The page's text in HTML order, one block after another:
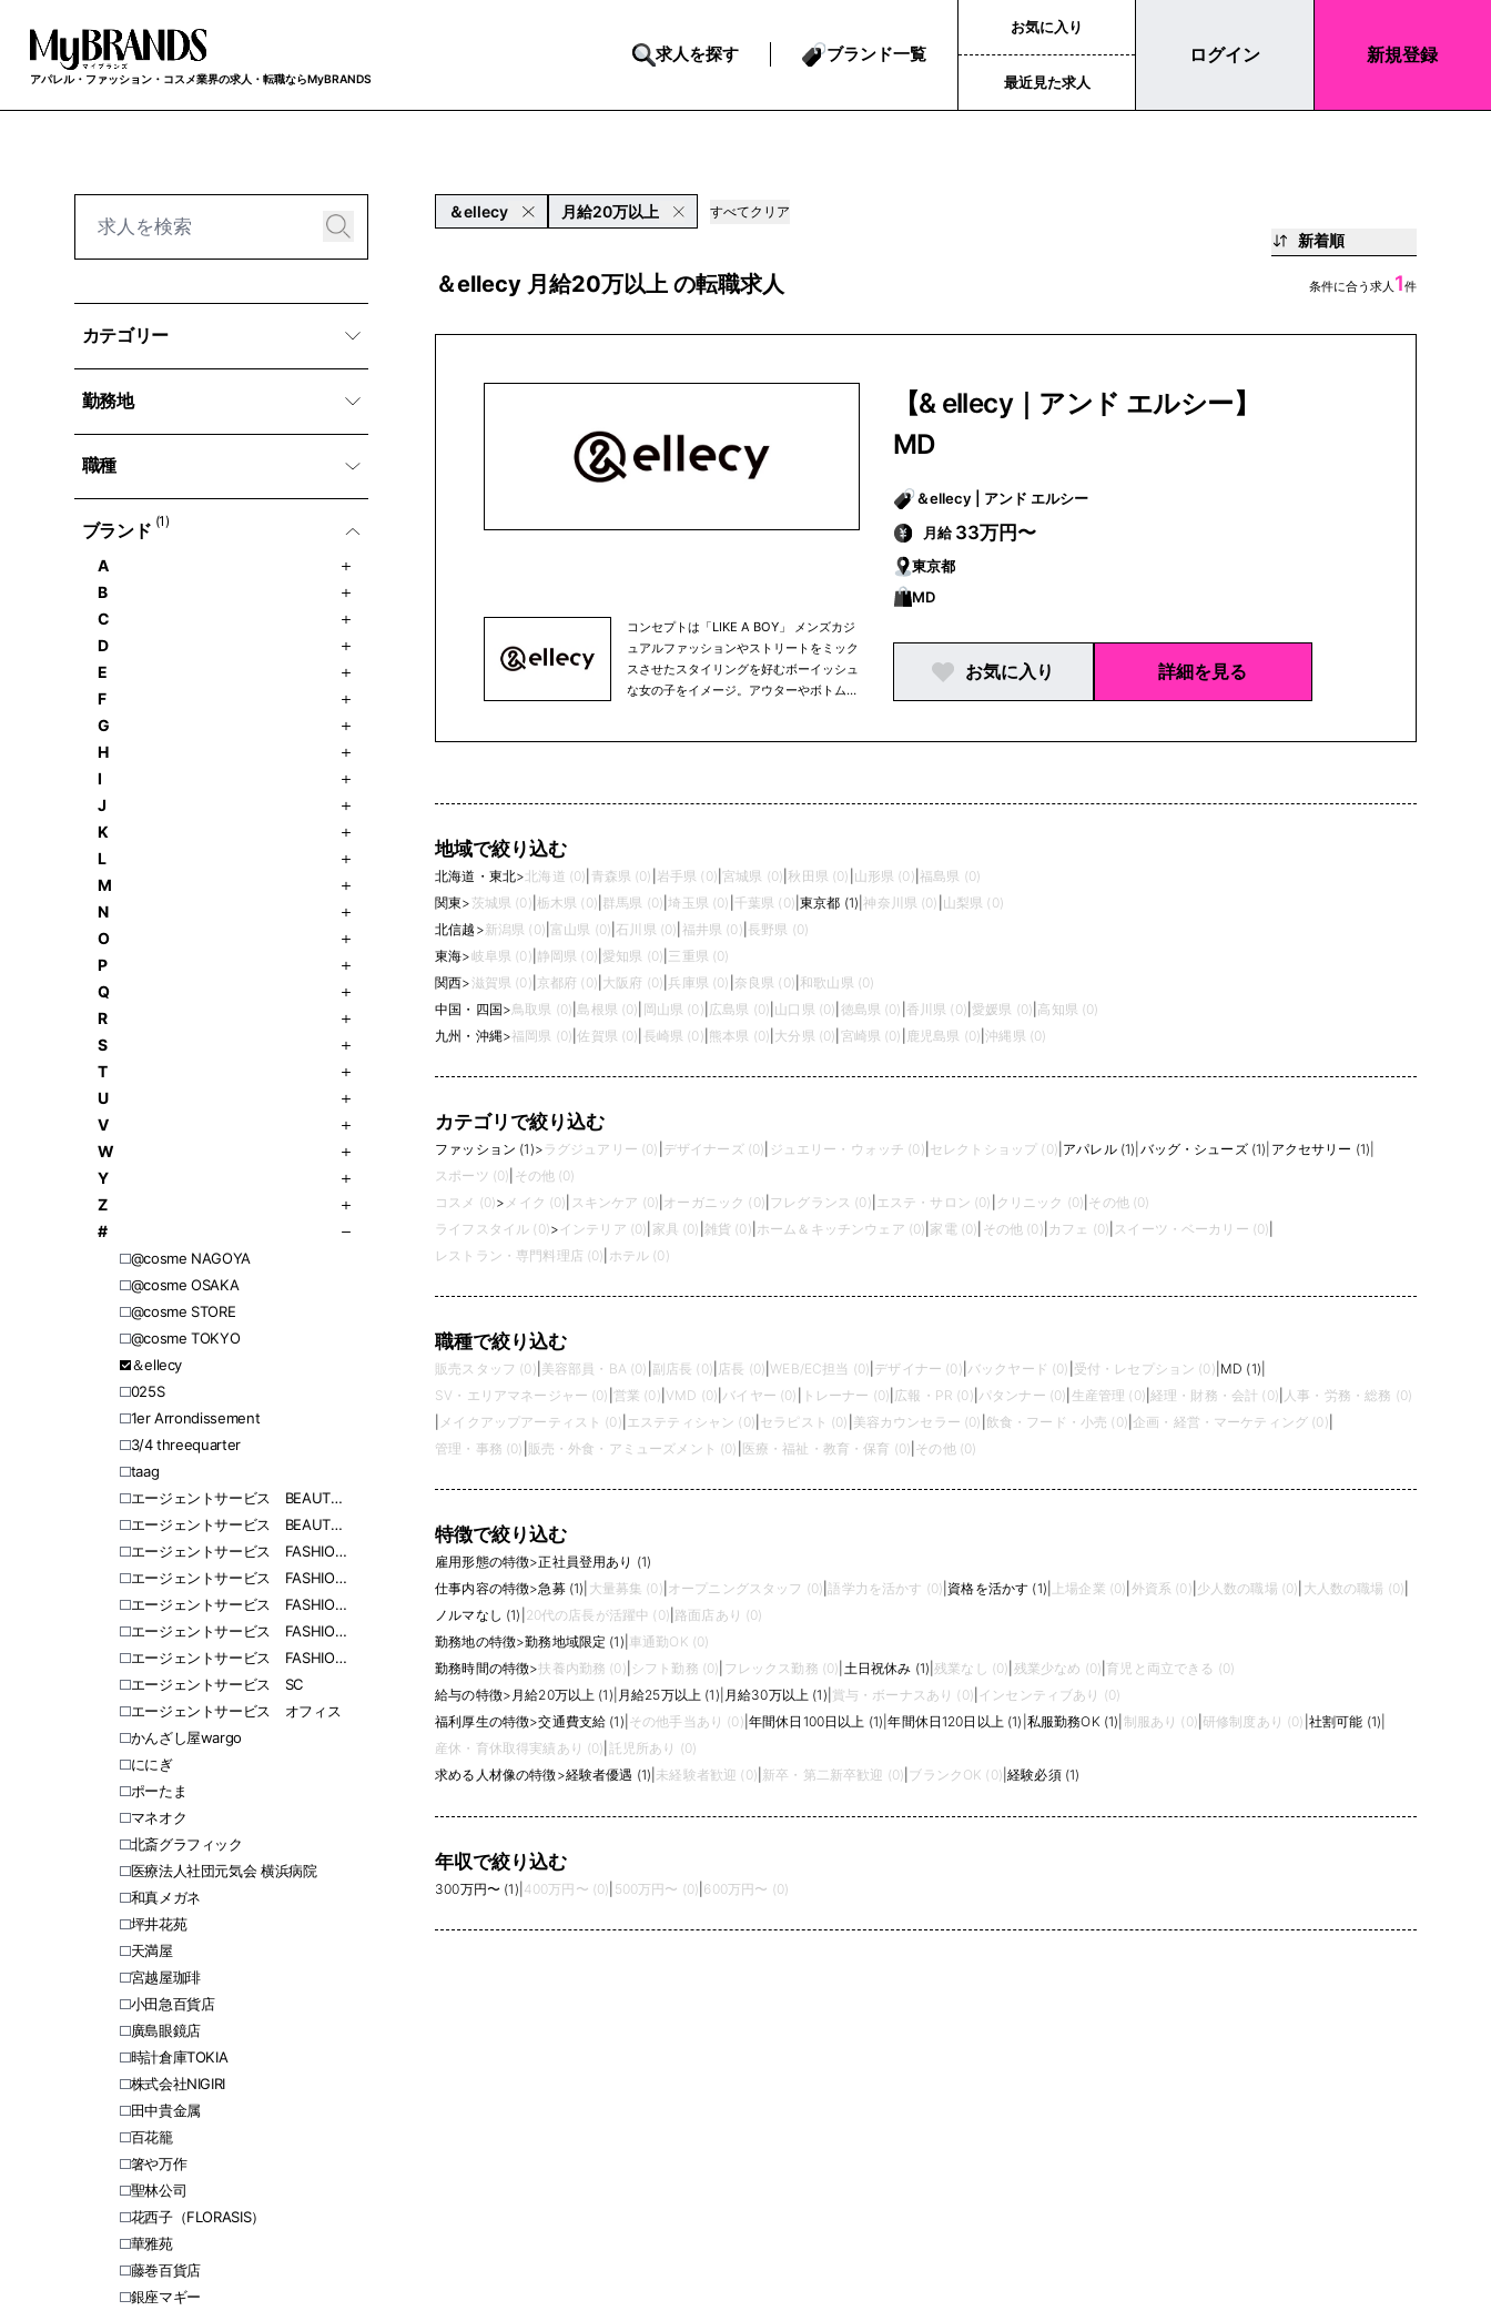
アパレル・ファッション・コスメ業界の求人・転職ならMyBRANDS
求人を探す ブランド一覧
お気に入り
最近見た求人
ログイン 新規登録
カテゴリー
勤務地
職種
ブランド (1)
A
B
C
D
E
F
G
H
I
J
K
L
M
N
O
P
Q
R
S
T
U
V
W
Y
Z
#
@cosme NAGOYA
@cosme OSAKA
@cosme STORE
@cosme TOKYO
＆ellecy
025S
1er Arrondissement
3/4 threequarter
​​taag
エージェントサービス BEAUTY 東日本
エージェントサービス BEAUTY 西日本
エージェントサービス FASHION 北海道
エージェントサービス FASHION 愛知
エージェントサービス FASHION 福岡
エージェントサービス FASHION 関東
エージェントサービス FASHION 関西
エージェントサービス SC
エージェントサービス オフィス
かんざし屋wargo
ににぎ
ポーたま
マネオク
北斎グラフィック
医療法人社団元気会 横浜病院
和真メガネ
坪井花苑
天満屋
宮越屋珈琲
小田急百貨店
廣島眼鏡店
時計倉庫TOKIA
株式会社NIGIRI
田中貴金属
百花籠
箸や万作
聖林公司
花西子（FLORASIS）
華雅苑
藤巻百貨店
銀座マギー
＆ellecy 月給20万以上 すべてクリア
新着順
＆ellecy 月給20万以上 の転職求人 条件に合う求人 1件
コンセプトは「LIKE A BOY」 メンズカジ
ュアルファッションやストリートをミック
スさせたスタイリングを好むボーイッシュ
な女の子をイメージ。アウターやボトム、
【& ellecy｜アンド エルシー】
MD
＆ellecy | アンド エルシー
月給 33万円〜
東京都
MD
お気に入り 詳細を見る
地域で絞り込む
北海道・東北> 北海道 (0) 青森県 (0) 岩手県 (0) |宮城県 (0) |秋田県 (0) 山形県 (0) 福島県 (0)
関東> 茨城県 (0) 栃木県 (0) 群馬県 (0) |埼玉県 (0) 千葉県 (0) |東京都 (1) |神奈川県 (0) 山梨県 (0)
北信越 >新潟県 (0) |富山県 (0) 石川県 (0) 福井県 (0) 長野県 (0)
東海>岐阜県 (0) 静岡県 (0) |愛知県 (0) 三重県 (0)
関西>滋賀県 (0) 京都府 (0) 大阪府 (0) |兵庫県 (0) 奈良県 (0) |和歌山県 (0)
中国・四国>鳥取県 (0) |島根県 (0) 岡山県 (0) 広島県 (0) 山口県 (0) 徳島県 (0) 香川県 (0) |愛媛県 (0) 高知県 (0)
九州・沖縄>福岡県 (0) |佐賀県 (0) 長崎県 (0) 熊本県 (0) 大分県 (0) 宮崎県 (0) 鹿児島県 (0) |沖縄県 (0)
カテゴリで絞り込む
ファッション (1)> ラグジュアリー (0) デザイナーズ (0) ジュエリー・ウォッチ (0) セレクトショップ (0) アパレル (1) バッグ・シューズ (1) アクセサリー (1)
スポーツ (0) その他 (0)
コスメ (0)> メイク (0) スキンケア (0) オーガニック (0) フレグランス (0) エステ・サロン (0) クリニック (0) その他 (0)
ライフスタイル (0)> インテリア (0) 家具 (0) 雑貨 (0) ホーム＆キッチンウェア (0) 家電 (0) その他 (0) カフェ (0) スイーツ・ベーカリー (0)
レストラン・専門料理店 (0) ホテル (0)
職種で絞り込む
販売スタッフ (0) 美容部員・BA (0) 副店長 (0) 店長 (0) WEB/EC担当 (0) デザイナー (0) バックヤード (0) 受付・レセプション (0) MD (1)
SV・エリアマネージャー (0) 営業 (0) VMD (0) |バイヤー (0) トレーナー (0) 広報・PR (0) パタンナー (0) 生産管理 (0) |経理・財務・会計 (0) 人事・労務・総務 (0)
メイクアップアーティスト (0) エステティシャン (0) セラピスト (0) 美容カウンセラー (0) 飲食・フード・小売 (0) 企画・経営・マーケティング (0)
管理・事務 (0) 販売・外食・アミューズメント (0) 医療・福祉・教育・保育 (0) その他 (0)
特徴で絞り込む
雇用形態の特徴>正社員登用あり (1)
仕事内容の特徴>急募 (1) 大量募集 (0) オープニングスタッフ (0) |語学力を活かす (0) 資格を活かす (1) 上場企業 (0) 外資系 (0) 少人数の職場 (0) 大人数の職場 (0)
ノルマなし (1) 20代の店長が活躍中 (0) 路面店あり (0)
勤務地の特徴>勤務地域限定 (1) 車通勤OK (0)
勤務時間の特徴>扶養内勤務 (0) シフト勤務 (0) フレックス勤務 (0) 土日祝休み (1) |残業なし (0) 残業少なめ (0) 育児と両立できる (0)
給与の特徴> 月給20万以上 (1) 月給25万以上 (1) 月給30万以上 (1) 賞与・ボーナスあり (0) インセンティブあり (0)
福利厚生の特徴>交通費支給 (1) その他手当あり (0) 年間休日100日以上 (1) |年間休日120日以上 (1) 私服勤務OK (1) 制服あり (0) 研修制度あり (0) 社割可能 (1)
産休・育休取得実績あり (0) 託児所あり (0)
求める人材像の特徴>経験者優遇 (1) 未経験者歓迎 (0) 新卒・第二新卒歓迎 (0) ブランクOK (0) |経験必須 (1)
年収で絞り込む
300万円〜 (1) 400万円〜 (0) 500万円〜 (0) 600万円〜 (0)